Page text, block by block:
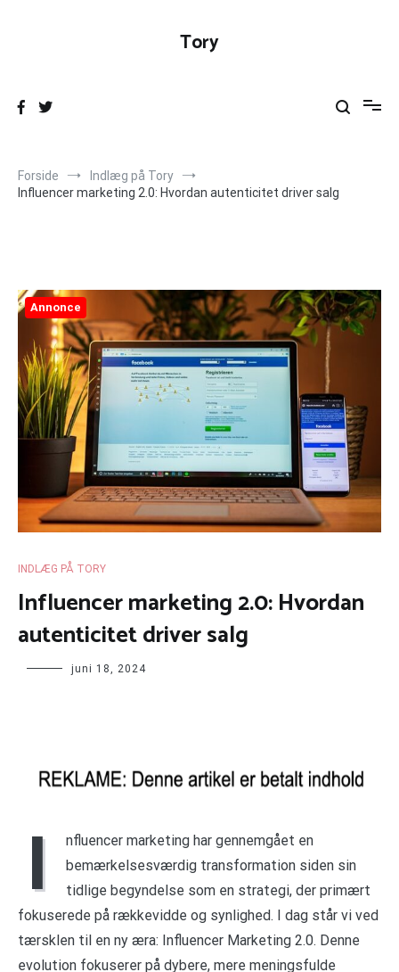
Tory
Forside
Indlæg på Tory
Influencer marketing 2.0: Hvordan autenticitet driver salg
Annonce
INDLÆG PÅ TORY
Influencer marketing 2.0: Hvordan
autenticitet driver salg
juni 18, 2024
I
nfluencer marketing har gennemgået en
bemærkelsesværdig transformation siden sin
tidlige begyndelse som en strategi, der primært
fokuserede på rækkevidde og synlighed. I dag står vi ved
tærsklen til en ny æra: Influencer Marketing 2.0. Denne
evolution fokuserer på dybere, mere meningsfulde